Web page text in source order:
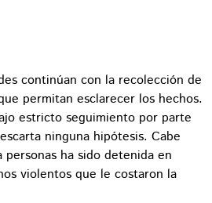
continúan con la recolección de
permitan esclarecer los hechos.
estricto seguimiento por parte
ninguna hipótesis. Cabe
ha sido detenida en
violentos que le costaron la